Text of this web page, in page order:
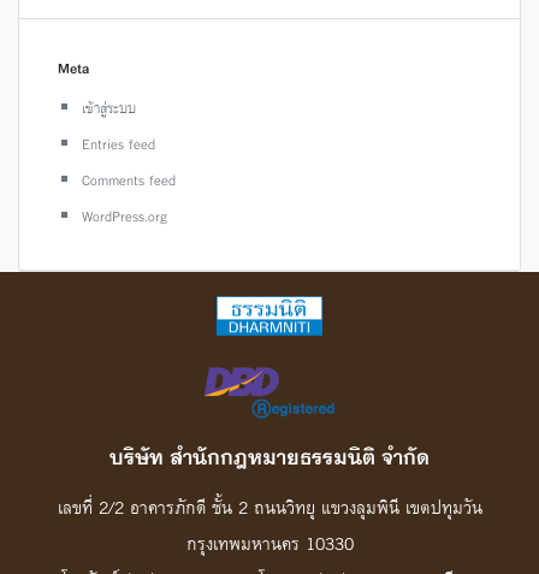
Meta
เข้าสู่ระบบ
Entries feed
Comments feed
WordPress.org
บริษัท สํานักกฎหมายธรรมนิติ จํากัด
เลขที่ 2/2 อาคารภักดี ชั้น 2 ถนนวิทยุ แขวงลุมพินี เขตปทุมวัน
กรุงเทพมหานคร 10330